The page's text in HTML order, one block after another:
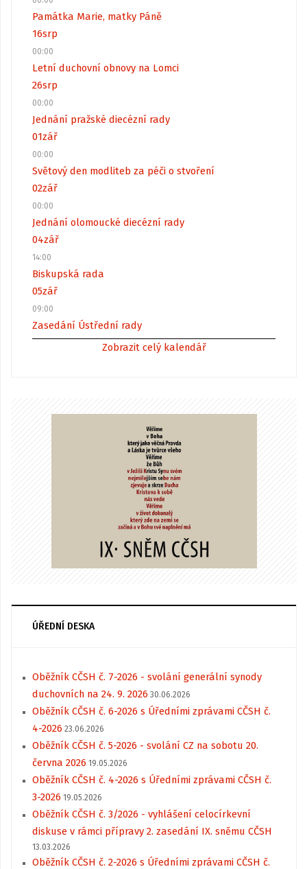
Památka Marie, matky Páně
16srp
00:00
Letní duchovní obnovy na Lomci
26srp
00:00
Jednání pražské diecézní rady
01zář
00:00
Světový den modliteb za péči o stvoření
02zář
00:00
Jednání olomoucké diecézní rady
04zář
14:00
Biskupská rada
05zář
09:00
Zasedání Ústřední rady
Zobrazit celý kalendář
ÚŘEDNÍ DESKA
Oběžník CČSH č. 7-2026 - svolání generální synody
duchovních na 24. 9. 2026 30.06.2026
Oběžník CČSH č. 6-2026 s Úředními zprávami CČSH č.
4-2026 23.06.2026
Oběžník CČSH č. 5-2026 - svolání CZ na sobotu 20.
června 2026 19.05.2026
Oběžník CČSH č. 4-2026 s Úředními zprávami CČSH č.
3-2026 19.05.2026
Oběžník CČSH č. 3/2026 - vyhlášení celocírkevní
diskuse v rámci přípravy 2. zasedání IX. sněmu CČSH
13.03.2026
Oběžník CČSH č. 2-2026 s Úředními zprávami CČSH č.